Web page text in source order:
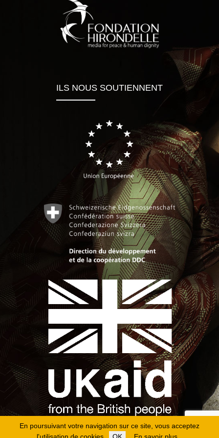
En poursuivant votre navigation sur ce site, vous acceptez
ILS NOUS SOUTIENNENT